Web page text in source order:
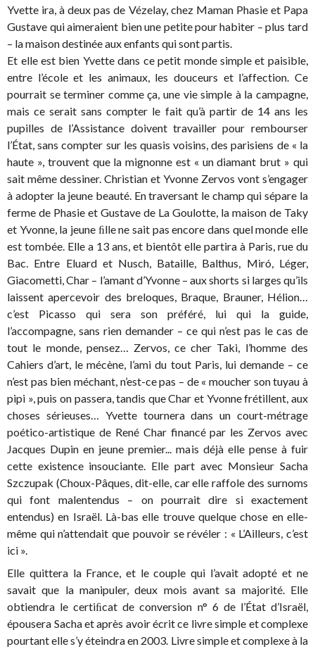
Yvette ira, à deux pas de Vézelay, chez Maman Phasie et Papa
Gustave qui aimeraient bien une petite pour habiter – plus tard
– la maison destinée aux enfants qui sont partis.
Et elle est bien Yvette dans ce petit monde simple et paisible,
entre l’école et les animaux, les douceurs et l’affection. Ce
pourrait se terminer comme ça, une vie simple à la campagne,
mais ce serait sans compter le fait qu’à partir de 14 ans les
pupilles de l’Assistance doivent travailler pour rembourser
l’État, sans compter sur les quasis voisins, des parisiens de « la
haute », trouvent que la mignonne est « un diamant brut » qui
sait même dessiner. Christian et Yvonne Zervos vont s’engager
à adopter la jeune beauté. En traversant le champ qui sépare la
ferme de Phasie et Gustave de La Goulotte, la maison de Taky
et Yvonne, la jeune ﬁlle ne sait pas encore dans quel monde elle
est tombée. Elle a 13 ans, et bientôt elle partira à Paris, rue du
Bac. Entre Eluard et Nusch, Bataille, Balthus, Miró, Léger,
Giacometti, Char – l’amant d’Yvonne – aux shorts si larges qu’ils
laissent apercevoir des breloques, Braque, Brauner, Hélion…
c’est Picasso qui sera son préféré, lui qui la guide,
l’accompagne, sans rien demander – ce qui n’est pas le cas de
tout le monde, pensez… Zervos, ce cher Taki, l’homme des
Cahiers d’art, le mécène, l’ami du tout Paris, lui demande – ce
n’est pas bien méchant, n’est-ce pas – de « moucher son tuyau à
pipi », puis on passera, tandis que Char et Yvonne frétillent, aux
choses sérieuses… Yvette tournera dans un court-métrage
poético-artistique de René Char financé par les Zervos avec
Jacques Dupin en jeune premier... mais déjà elle pense à fuir
cette existence insouciante. Elle part avec Monsieur Sacha
Szczupak (Choux-Pâques, dit-elle, car elle raffole des surnoms
qui font malentendus – on pourrait dire si exactement
entendus) en Israël. Là-bas elle trouve quelque chose en elle-
même qui n’attendait que pouvoir se révéler : « L’Ailleurs, c’est
ici ».
Elle quittera la France, et le couple qui l’avait adopté et ne
savait que la manipuler, deux mois avant sa majorité. Elle
obtiendra le certiﬁcat de conversion n° 6 de l’État d’Israël,
épousera Sacha et après avoir écrit ce livre simple et complexe
pourtant elle s’y éteindra en 2003. Livre simple et complexe à la